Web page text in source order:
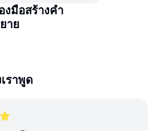
งมือสร้างคำ
าย
ราพูด